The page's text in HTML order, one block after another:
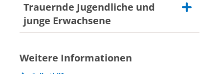
Teilnehmer:innen: Nahestehende von
Daten:
Jeweils am letzten Dienstag im
29.09.2026
27.10.2026
Trauernde Jugendliche und
junge Erwachsene
und junge Erwachsene
Weitere Informationen